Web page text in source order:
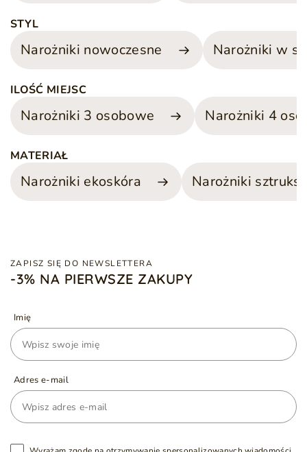
STYL
Narożniki nowoczesne Narożniki w
ILOŚĆ MIEJSC
Narożniki 3 osobowe Narożniki 4
MATERIAŁ
Narożniki ekoskóra Narożniki
ZAPISZ SIĘ DO NEWSLETTERA
-3% NA PIERWSZE ZAKUPY
Imię
Adres e-mail